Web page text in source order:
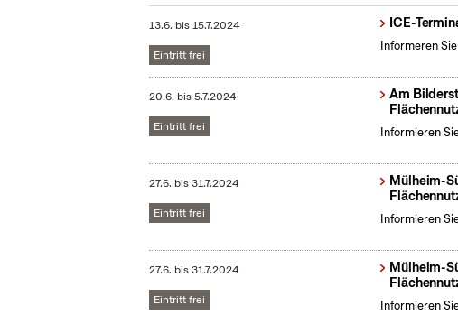
13.6. bis15.7.2024
Eintritt frei
ICE-
Informeren
20.6. bis5.7.2024
Eintritt frei
Am
Informieren
27.6. bis31.7.2024
Eintritt frei
Mülheim-
Informieren
27.6. bis31.7.2024
Eintritt frei
Mülheim-
Informieren